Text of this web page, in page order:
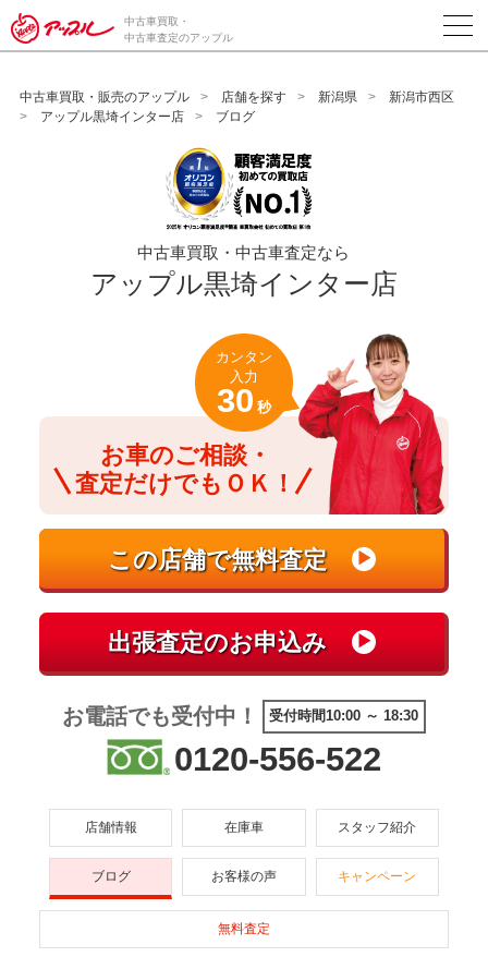
/*ABテスト_新規査定フォームの為のCVボタン*/
中古車買取・
中古車査定のアップル
中古車買取・販売のアップル 店舗を探す 新潟県
新潟市西区
アップル黒埼インター店
ブログ
中古車買取・中古車査定なら
アップル黒埼インター店
お車のご相談・
査定だけでもＯＫ！
カンタン
入力
30 秒
お電話でも受付中！ 受付時間10:00 ～ 18:30
0120-556-522
店舗情報 在庫車 スタッフ紹介
ブログ お客様の声 キャンペーン
無料査定